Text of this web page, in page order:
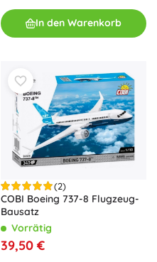
In den Warenkorb
(2)
COBI Boeing 737-8 Flugzeug-
Bausatz
Vorrätig
39,50 €